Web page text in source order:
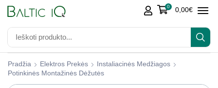
0 0,00€
Pradžia Elektros Prekės
Instaliacinės Medžiagos
Potinkinės Montažinės Dėžutės